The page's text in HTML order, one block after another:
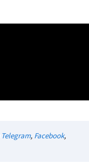
Telegram, Facebook,